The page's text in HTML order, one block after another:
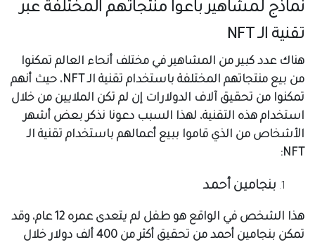
نماذج لمشاهير باعوا منتجاتهم المختلفة عبر
تقنية الـ NFT
هناك عدد كبير من المشاهير في مختلف أنحاء العالم تمكنوا
من بيع منتجاتهم المختلفة باستخدام تقنية الـ NFT، حيث أنهم
تمكنوا من تحقيق آلاف الدولارات إن لم تكن الملايين من خلال
استخدام هذه التقنية، لهذا السبب دعونا نذكر بعض أشهر
الأشخاص من الذي قاموا ببيع أعمالهم باستخدام تقنية الـ
NFT:
بنجامين أحمد
هذا الشخص في الواقع هو طفل لم يتعدى عمره 12 عام، وقد
تمكن بنجامين أحمد من تحقيق أكثر من 400 ألف دولار خلال